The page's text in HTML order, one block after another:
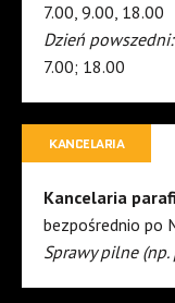
7.00, 9.00, 18.00
Dzień powszedni:
7.00; 18.00
KANCELARIA
Kancelaria
bezpośrednio po
Sprawy pilne